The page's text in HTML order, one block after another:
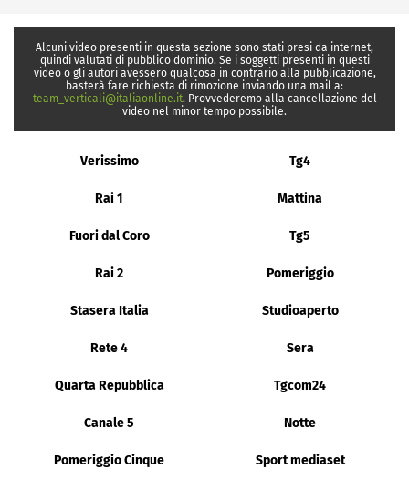
Alcuni video presenti in questa sezione sono stati presi da internet,
quindi valutati di pubblico dominio. Se i soggetti presenti in questi
video o gli autori avessero qualcosa in contrario alla pubblicazione,
basterà fare richiesta di rimozione inviando una mail a:
team_verticali@italiaonline.it. Provvederemo alla cancellazione del
video nel minor tempo possibile.
Verissimo Tg4
Rai 1 Mattina
Fuori dal Coro Tg5
Rai 2 Pomeriggio
Stasera Italia Studioaperto
Rete 4 Sera
Quarta Repubblica Tgcom24
Canale 5 Notte
Pomeriggio Cinque Sport mediaset